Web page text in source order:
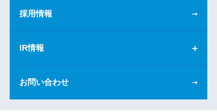
採用情報
IR情報
お問い合わせ